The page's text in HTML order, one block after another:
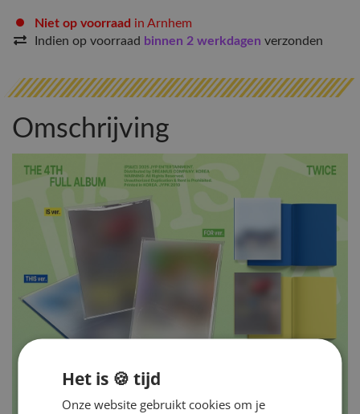
Niet op voorraad in Arnhem
Indien op voorraad binnen 2 werkdagen verzonden
Omschrijving
Het is 🍪 tijd
Onze website gebruikt cookies om je